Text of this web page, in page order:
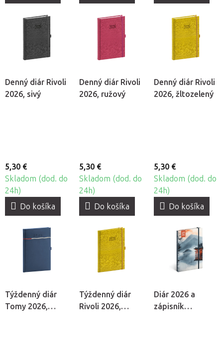
Denný diár Rivoli
2026, sivý
5,30 €
Skladom (dod. do
24h)
Do košíka
Denný diár Rivoli
2026, ružový
5,30 €
Skladom (dod. do
24h)
Do košíka
Denný diár Rivoli
2026, žltozelený
5,30 €
Skladom (dod. do
24h)
Do košíka
Týždenný diár
Tomy 2026,
Týždenný diár
Rivoli 2026,
Diár 2026 a
zápisník